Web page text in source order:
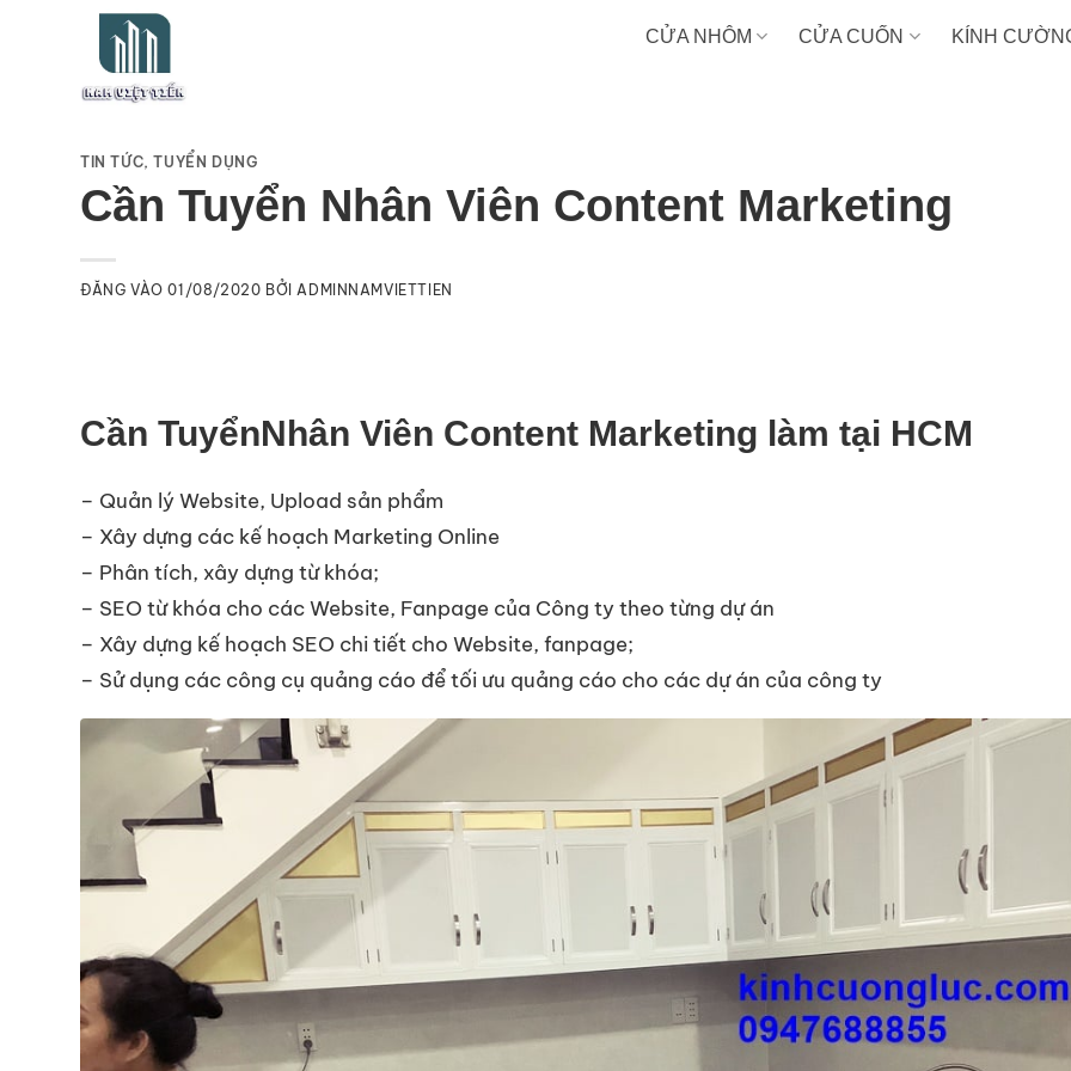
CỬA NHÔM CỬA CUỐN KÍNH
TIN TỨC,TUYỂN DỤNG
Cần Tuyển Nhân Viên Content Marketing
ĐĂNG VÀO01/08/2020 BỞI ADMINNAMVIETTIEN
Cần TuyểnNhân Viên Content Marketing làm tại HCM
– Quản lý Website, Upload sản phẩm
– Xây dựng các kế hoạch Marketing Online
– Phân tích, xây dựng từ khóa;
– SEO từ khóa cho các Website, Fanpage của Công ty theo từng dự án
– Xây dựng kế hoạch SEO chi tiết cho Website, fanpage;
– Sử dụng các công cụ quảng cáo để tối ưu quảng cáo cho các dự án của công ty